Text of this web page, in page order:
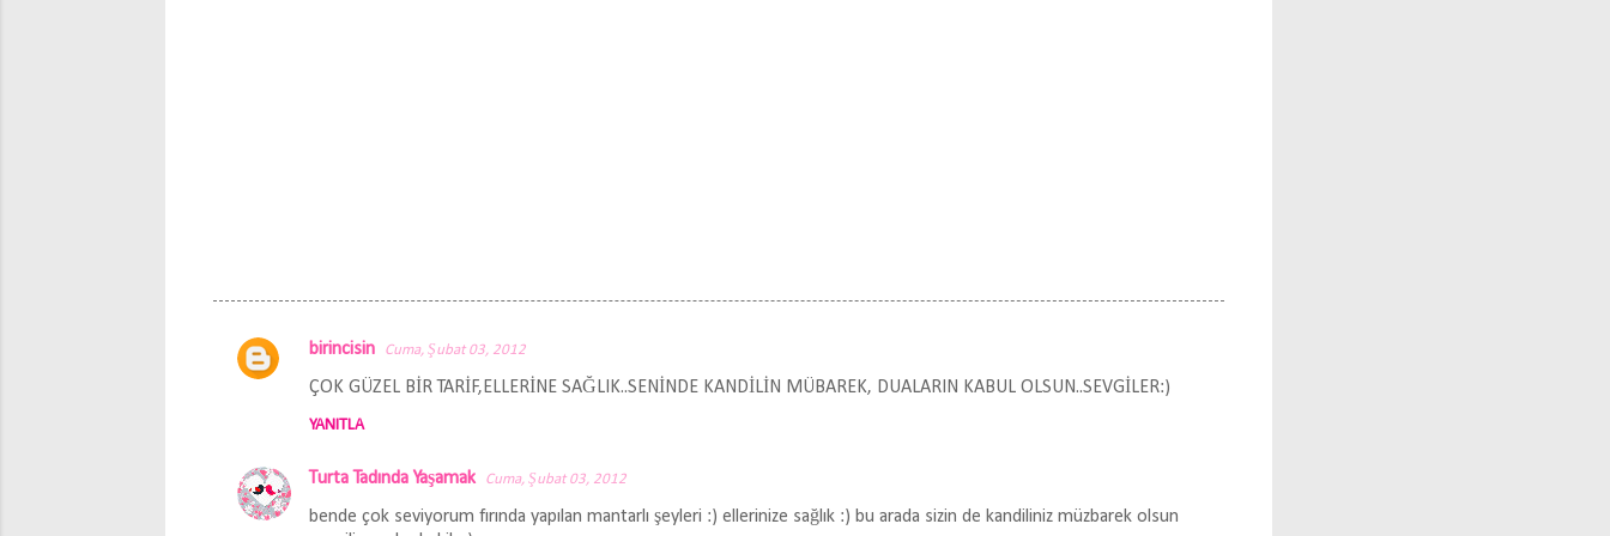
Y
m
birincisin Cuma, Şubat 03, 2012
ÇOK GÜZEL BİR TARİF,ELLERİNE SAĞLIK..SENİNDE KANDİLİN MÜBAREK, DUALARIN KABUL OLSUN..SEVGİLER:)
YANITLA
Turta Tadında Yaşamak Cuma, Şubat 03, 2012
bende çok seviyorum fırında yapılan mantarlı şeyleri :) ellerinize sağlık :) bu arada sizin de kandiliniz müzbarek olsun